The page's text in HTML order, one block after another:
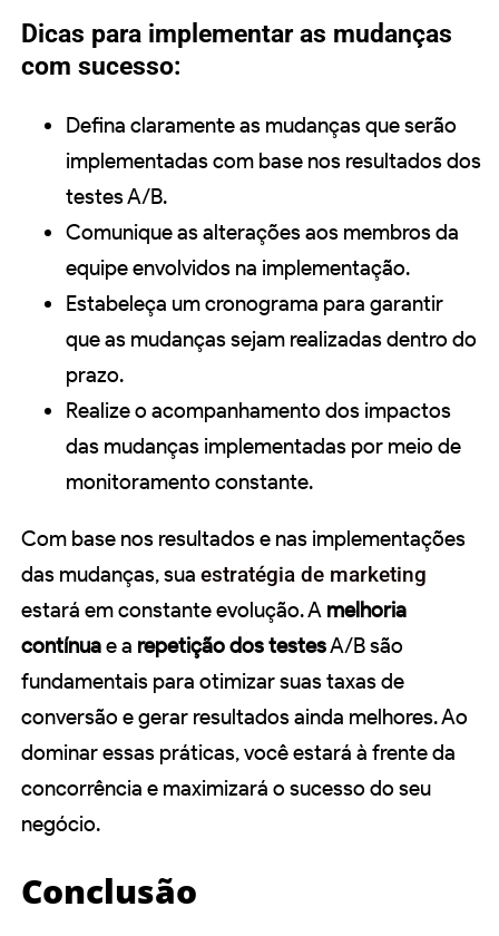
Dicas para implementar as mudanças
com sucesso:
Defina claramente as mudanças que serão
implementadas com base nos resultados dos
testes A/B.
Comunique as alterações aos membros da
equipe envolvidos na implementação.
Estabeleça um cronograma para garantir
que as mudanças sejam realizadas dentro do
prazo.
Realize o acompanhamento dos impactos
das mudanças implementadas por meio de
monitoramento constante.
Com base nos resultados e nas implementações
das mudanças, sua estratégia de marketing
estará em constante evolução. A melhoria
contínuae a repetição dos testesA/B são
fundamentais para otimizar suas taxas de
conversão e gerar resultados ainda melhores. Ao
dominar essas práticas, você estará à frente da
concorrência e maximizará o sucesso do seu
negócio.
Conclusão